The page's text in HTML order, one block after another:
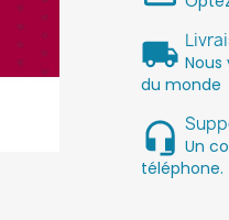
Nous
du monde
Un
téléphone.